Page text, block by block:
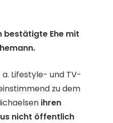
bestätigte Ehe mit
Lifestyle- und TV-
zu dem
ihren
nicht öffentlich